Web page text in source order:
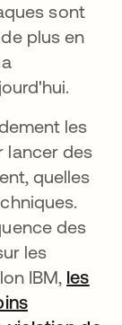
sont
plus en
les
lancer des
quelles
des
les
IBM, les